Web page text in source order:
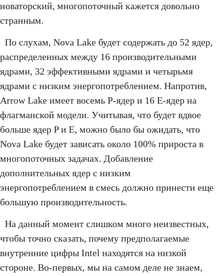
новаторский, многопоточный кажется довольно
странным.
По слухам, Nova Lake будет содержать до 52 ядер,
распределенных между 16 производительными
ядрами, 32 эффективными ядрами и четырьмя
ядрами с низким энергопотреблением. Напротив,
Arrow Lake имеет восемь P-ядер и 16 E-ядер на
флагманской модели. Учитывая, что будет вдвое
больше ядер P и E, можно было бы ожидать, что
Nova Lake будет зависать около 100% прироста в
многопоточных задачах. Добавление
дополнительных ядер с низким
энергопотреблением в смесь должно принести еще
большую производительность.
На данный момент слишком много неизвестных,
чтобы точно сказать, почему предполагаемые
внутренние цифры Intel находятся на низкой
стороне. Во-первых, мы на самом деле не знаем,